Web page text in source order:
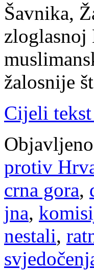
Šavnika,
žalosnije
Cijeli
protiv
crna gora,
jna,
nestali,